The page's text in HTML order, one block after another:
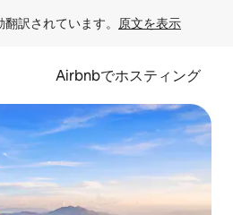
訳されています。 原文を表示
Airbnbでホスティング